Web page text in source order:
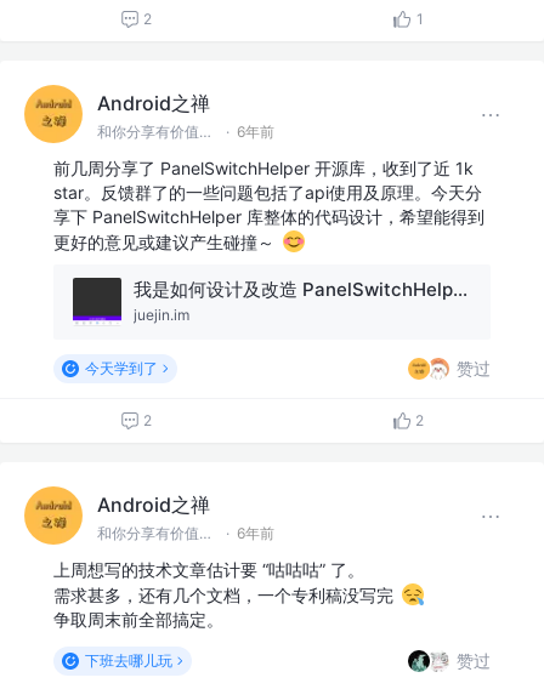
2 1
Android之禅
和你分享有价值有思考的技术文章 @微信 Ming_Lyan · 6年前
前几周分享了 PanelSwitchHelper 开源库，收到了近 1k
star。反馈群了的一些问题包括了api使用及原理。今天分
享下 PanelSwitchHelper 库整体的代码设计，希望能得到
更好的意见或建议产生碰撞～
我是如何设计及改造 PanelSwitchHelper 库｜实战篇章
juejin.im
今天学到了 赞过
2 2
Android之禅
和你分享有价值有思考的技术文章 @微信 Ming_Lyan · 6年前
上周想写的技术文章估计要 “咕咕咕” 了。
需求甚多，还有几个文档，一个专利稿没写完
争取周末前全部搞定。
下班去哪儿玩 赞过